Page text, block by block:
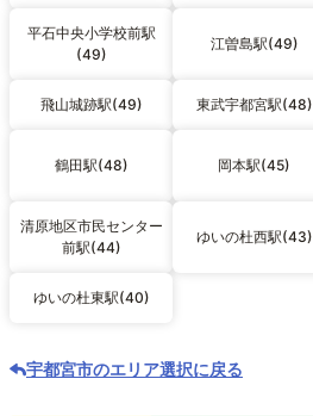
平石中央小学校前駅
(49)
江曽島駅(49)
飛山城跡駅(49) 東武宇都宮駅(48)
鶴田駅(48) 岡本駅(45)
清原地区市民センター
前駅(44)
ゆいの杜西駅(43)
ゆいの杜東駅(40)
宇都宮市のエリア選択に戻る